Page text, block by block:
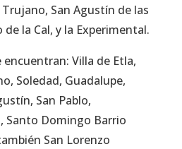
San Agustín de las
la Cal, y la Experimental.
Villa de Etla,
Soledad, Guadalupe,
San Pablo,
Santo Domingo Barrio
San Lorenzo